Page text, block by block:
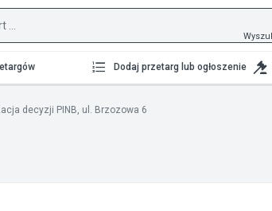
Dodaj przetarg lub ogłoszenie
decyzji PINB, ul. Brzozowa 6